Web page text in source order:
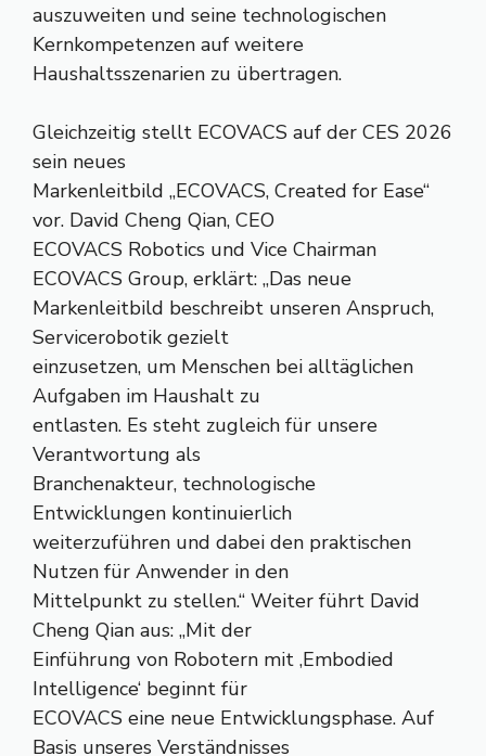
auszuweiten und seine technologischen
Kernkompetenzen auf weitere
Haushaltsszenarien zu übertragen.
Gleichzeitig stellt ECOVACS auf der CES 2026
sein neues
Markenleitbild „ECOVACS, Created for Ease“
vor. David Cheng Qian, CEO
ECOVACS Robotics und Vice Chairman
ECOVACS Group, erklärt: „Das neue
Markenleitbild beschreibt unseren Anspruch,
Servicerobotik gezielt
einzusetzen, um Menschen bei alltäglichen
Aufgaben im Haushalt zu
entlasten. Es steht zugleich für unsere
Verantwortung als
Branchenakteur, technologische
Entwicklungen kontinuierlich
weiterzuführen und dabei den praktischen
Nutzen für Anwender in den
Mittelpunkt zu stellen.“ Weiter führt David
Cheng Qian aus: „Mit der
Einführung von Robotern mit ‚Embodied
Intelligence‘ beginnt für
ECOVACS eine neue Entwicklungsphase. Auf
Basis unseres Verständnisses